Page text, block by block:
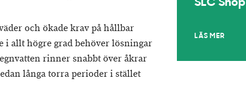
och ökade krav på hållbar
allt högre grad behöver lösningar
rinner snabbt över åkrar
långa torra perioder i stället
SLC Shop
LÄS MER